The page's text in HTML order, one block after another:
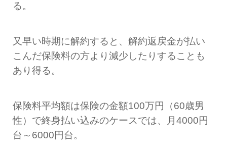
る。
又早い時期に解約すると、解約返戻金が払い
こんだ保険料の方より減少したりすることも
あり得る。
保険料平均額は保険の金額100万円（60歳男
性）で終身払い込みのケースでは、月4000円
台～6000円台。